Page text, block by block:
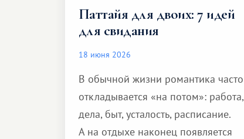
Паттайя для двоих: 7 идей
для свидания
18 июня 2026
В обычной жизни романтика часто
откладывается «на потом»: работа,
дела, быт, усталость, расписание.
А на отдыхе наконец появляется